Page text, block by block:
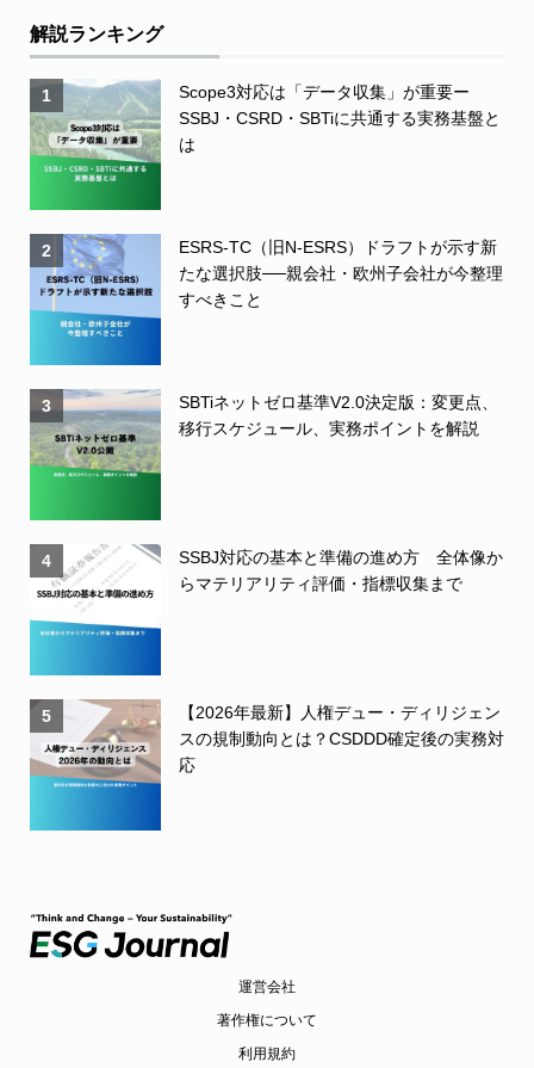
解説ランキング
1
Scope3対応は「データ収集」が重要ー
SSBJ・CSRD・SBTiに共通する実務基盤と
は
2
ESRS-TC（旧N-ESRS）ドラフトが示す新
たな選択肢──親会社・欧州子会社が今整理
すべきこと
3
SBTiネットゼロ基準V2.0決定版：変更点、
移行スケジュール、実務ポイントを解説
4
SSBJ対応の基本と準備の進め方 全体像か
らマテリアリティ評価・指標収集まで
5
【2026年最新】人権デュー・ディリジェン
スの規制動向とは？CSDDD確定後の実務対
応
運営会社
著作権について
利用規約